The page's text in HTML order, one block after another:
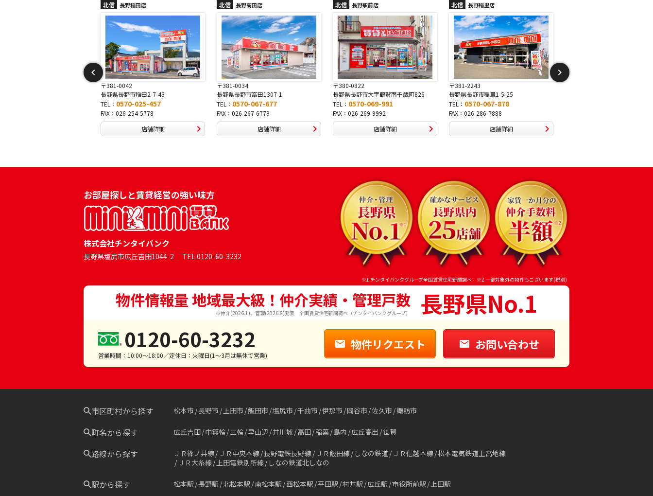
北信 長野稲田店
〒381-0042
長野県長野市稲田2-7-43
TEL： 0570-025-457
FAX：026-254-5778
店舗詳細
北信 長野高田店
〒381-0034
長野県長野市高田1307-1
TEL： 0570-067-677
FAX：026-267-6778
店舗詳細
北信 長野駅前店
〒380-0822
長野県長野市大字鶴賀南千歳町826
TEL： 0570-069-991
FAX：026-269-9992
店舗詳細
北信 長野稲里店
〒381-2243
長野県長野市稲里1-5-25
TEL： 0570-067-878
FAX：026-286-7888
店舗詳細
お部屋探しと賃貸経営の強い味方
株式会社チンタイバンク
長野県塩尻市広丘吉田1044-2 TEL:0120-60-3232
※1 チンタイバンクグループ全国賃貸住宅新聞調べ ※2 一部対象外の物件もございます(税別)
物件情報量 地域最大級！仲介実績・管理戸数
※仲介(2026.1)、管理(2026.8)発表 全国賃貸住宅新聞調べ（チンタイバンクグループ） 長野県No.1
0120-60-3232
営業時間：10:00～18:00／定休日：火曜日(1～3月は無休で営業)
物件リクエスト お問い合わせ
市区町村から探す 松本市 長野市 上田市 飯田市 塩尻市 千曲市 伊那市 岡谷市 佐久市 諏訪市
町名から探す 広丘吉田 中箕輪 三輪 里山辺 井川城 高田 稲葉 島内 広丘高出 笹賀
路線から探す ＪＲ篠ノ井線 ＪＲ中央本線 長野電鉄長野線 ＪＲ飯田線 しなの鉄道 ＪＲ信越本線 松本電気鉄道上高地線
ＪＲ大糸線 上田電鉄別所線 しなの鉄道北しなの
駅から探す 松本駅 長野駅 北松本駅 南松本駅 西松本駅 平田駅 村井駅 広丘駅 市役所前駅 上田駅